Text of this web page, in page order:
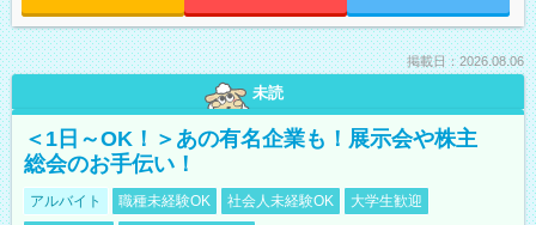
掲載日：2026.08.06
未読
＜1日～OK！＞あの有名企業も！展示会や株主
総会のお手伝い！
アルバイト 職種未経験OK 社会人未経験OK
大学生歓迎